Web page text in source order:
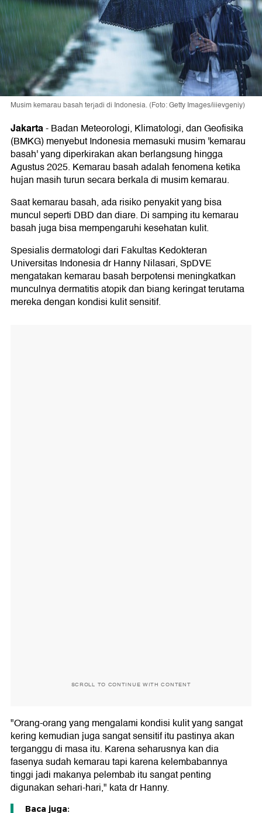
Musim kemarau basah terjadi di Indonesia. (Foto: Getty Images/iiievgeniy)
Jakarta-Badan Meteorologi, Klimatologi, dan Geofisika
(BMKG) menyebut Indonesia memasuki musim 'kemarau
basah' yang diperkirakan akan berlangsung hingga
Agustus 2025. Kemarau basah adalah fenomena ketika
hujan masih turun secara berkala di musim kemarau.
Saat kemarau basah, ada risiko penyakit yang bisa
muncul seperti DBD dan diare. Di samping itu kemarau
basah juga bisa mempengaruhi kesehatan kulit.
Spesialis dermatologi dari Fakultas Kedokteran
Universitas Indonesia dr Hanny Nilasari, SpDVE
mengatakan kemarau basah berpotensi meningkatkan
munculnya dermatitis atopik dan biang keringat terutama
mereka dengan kondisi kulit sensitif.
SCROLL TO CONTINUE WITH CONTENT
"Orang-orang yang mengalami kondisi kulit yang sangat
kering kemudian juga sangat sensitif itu pastinya akan
terganggu di masa itu. Karena seharusnya kan dia
fasenya sudah kemarau tapi karena kelembabannya
tinggi jadi makanya pelembab itu sangat penting
digunakan sehari-hari," kata dr Hanny.
Baca juga: